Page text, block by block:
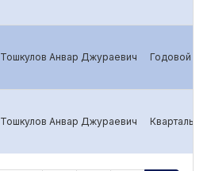
Тошкулов Анвар Джураевич Годовой
Тошкулов Анвар Джураевич